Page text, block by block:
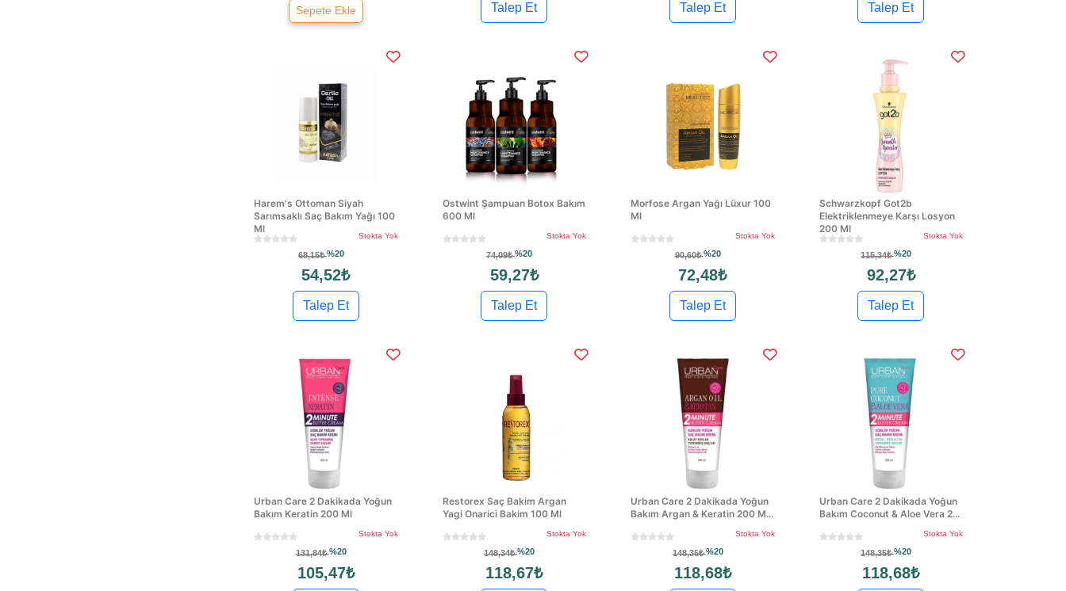
Sepete Ekle Talep Et Talep Et Talep Et
Harem's Ottoman Siyah
Sarımsaklı Saç Bakım Yağı 100
Ml
Stokta Yok
68,15₺%20
54,52₺
Talep Et
Ostwint Şampuan Botox Bakım
600 Ml
Stokta Yok
74,09₺%20
59,27₺
Talep Et
Morfose Argan Yağı Lüxur 100
Ml
Stokta Yok
90,60₺%20
72,48₺
Talep Et
Schwarzkopf Got2b
Elektriklenmeye Karşı Losyon
200 Ml
Stokta Yok
115,34₺%20
92,27₺
Talep Et
Urban Care 2 Dakikada Yoğun
Bakım Keratin 200 Ml
Stokta Yok
131,84₺%20
105,47₺
Restorex Saç Bakim Argan
Yagi Onarici Bakim 100 Ml
Stokta Yok
148,34₺%20
118,67₺
Urban Care 2 Dakikada Yoğun
Bakım Argan & Keratin 200 M...
Stokta Yok
148,35₺%20
118,68₺
Urban Care 2 Dakikada Yoğun
Bakım Coconut & Aloe Vera 2...
Stokta Yok
148,35₺%20
118,68₺